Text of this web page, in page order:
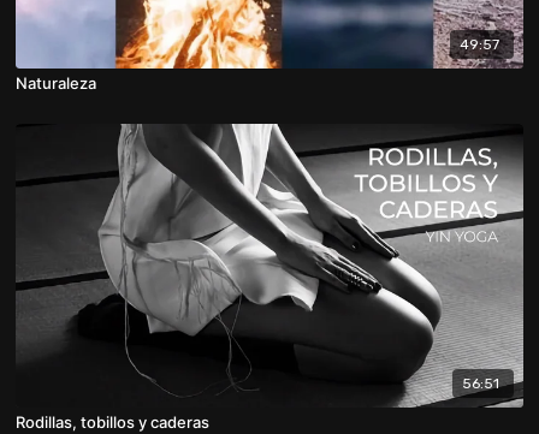
49:57
Naturaleza
56:51
Rodillas, tobillos y caderas